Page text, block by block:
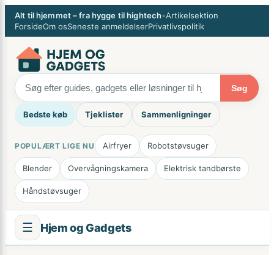
Spring
Alt til hjemmet – fra hygge til hightech•Artikelsektion
ForsideOm osSeneste anmeldelserPrivatlivspolitik
Søg
Bedste køb Tjeklister Sammenligninger
POPULÆRT LIGE NU Airfryer Robotstøvsuger
Blender Overvågningskamera Elektrisk tandbørste
Håndstøvsuger
☰ Hjem og Gadgets